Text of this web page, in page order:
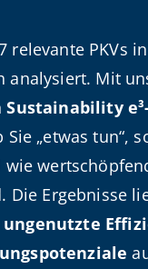
relevante PKVs
analysiert. Mit
Sustainability
„etwas tun“,
Die Ergebnisse
ungenutzte